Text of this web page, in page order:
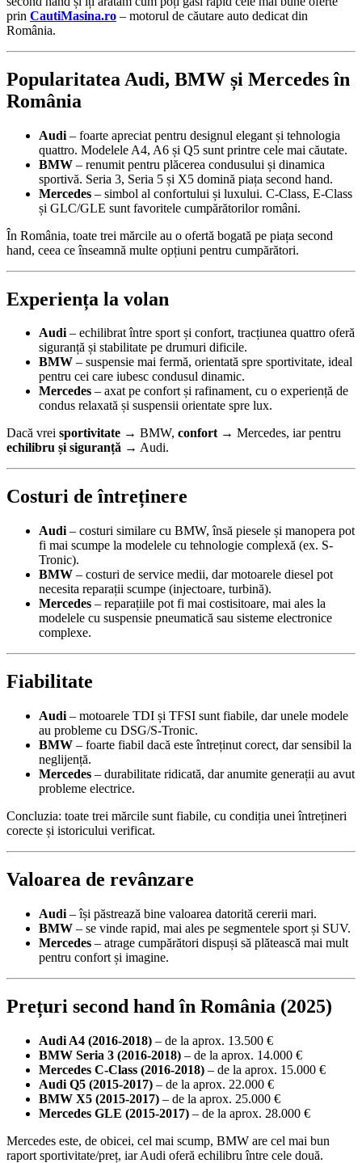
prin CautiMasina.ro – motorul de căutare auto dedicat din
România.
Popularitatea Audi, BMW și Mercedes în
România
Audi – foarte apreciat pentru designul elegant și tehnologia
quattro. Modelele A4, A6 și Q5 sunt printre cele mai căutate.
BMW – renumit pentru plăcerea condusului și dinamica
sportivă. Seria 3, Seria 5 și X5 domină piața second hand.
Mercedes – simbol al confortului și luxului. C-Class, E-Class
și GLC/GLE sunt favoritele cumpărătorilor români.
În România, toate trei mărcile au o ofertă bogată pe piața second
hand, ceea ce înseamnă multe opțiuni pentru cumpărători.
Experiența la volan
Audi– echilibrat între sport și confort, tracțiunea quattro oferă
siguranță și stabilitate pe drumuri dificile.
BMW – suspensie mai fermă, orientată spre sportivitate, ideal
pentru cei care iubesc condusul dinamic.
Mercedes – axat pe confort și rafinament, cu o experiență de
condus relaxată și suspensii orientate spre lux.
Dacă vrei sportivitate → BMW, confort→ Mercedes, iar pentru
echilibru și siguranță → Audi.
Costuri de întreținere
Audi – costuri similare cu BMW, însă piesele și manopera pot
fi mai scumpe la modelele cu tehnologie complexă (ex. S-
Tronic).
BMW – costuri de service medii, dar motoarele diesel pot
necesita reparații scumpe (injectoare, turbină).
Mercedes – reparațiile pot fi mai costisitoare, mai ales la
modelele cu suspensie pneumatică sau sisteme electronice
complexe.
Fiabilitate
Audi – motoarele TDI și TFSI sunt fiabile, dar unele modele
au probleme cu DSG/S-Tronic.
BMW – foarte fiabil dacă este întreținut corect, dar sensibil la
neglijență.
Mercedes – durabilitate ridicată, dar anumite generații au avut
probleme electrice.
Concluzia: toate trei mărcile sunt fiabile, cu condiția unei întrețineri
corecte și istoricului verificat.
Valoarea de revânzare
Audi – își păstrează bine valoarea datorită cererii mari.
BMW – se vinde rapid, mai ales pe segmentele sport și SUV.
Mercedes – atrage cumpărători dispuși să plătească mai mult
pentru confort și imagine.
Prețuri second hand în România (2025)
Audi A4 (2016-2018) – de la aprox. 13.500 €
BMW Seria 3 (2016-2018) – de la aprox. 14.000 €
Mercedes C-Class (2016-2018) – de la aprox. 15.000 €
Audi Q5 (2015-2017) – de la aprox. 22.000 €
BMW X5 (2015-2017) – de la aprox. 25.000 €
Mercedes GLE (2015-2017) – de la aprox. 28.000 €
Mercedes este, de obicei, cel mai scump, BMW are cel mai bun
raport sportivitate/preț, iar Audi oferă echilibru între cele două.